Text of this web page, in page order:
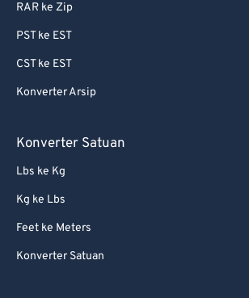
RAR ke Zip
PST ke EST
CST ke EST
Konverter Arsip
Konverter Satuan
Lbs ke Kg
Kg ke Lbs
Feet ke Meters
Konverter Satuan